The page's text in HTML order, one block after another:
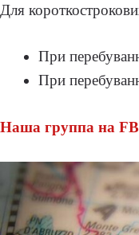
Для
При
При
Наша группа на